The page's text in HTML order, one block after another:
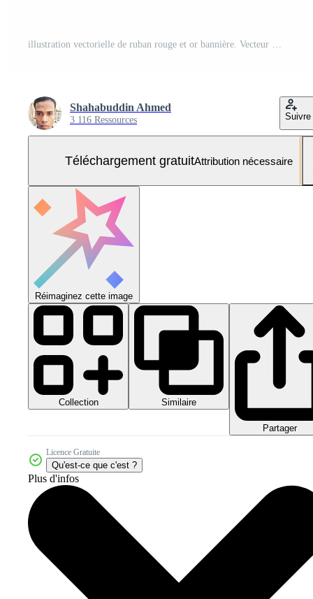
illustration vectorielle de ruban rouge et or bannière. Vecteur Gratuit et SVG Gratuit
Shahabuddin Ahmed
3 116 Ressources Suivre
Téléchargement gratuitAttribution nécessaire
Réimaginez cette image
Collection Similaire
Partager
Licence Gratuite
Qu'est-ce que c'est ?
Plus d'infos